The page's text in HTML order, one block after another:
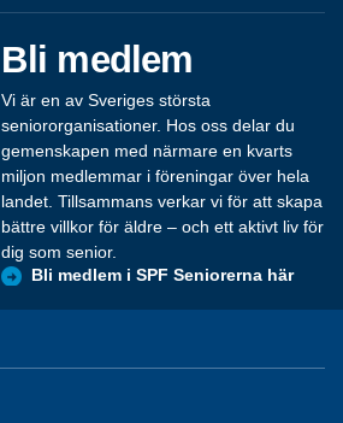
Bli medlem
Vi är en av Sveriges största
seniororganisationer. Hos oss delar du
gemenskapen med närmare en kvarts
miljon medlemmar i föreningar över hela
landet. Tillsammans verkar vi för att skapa
bättre villkor för äldre – och ett aktivt liv för
dig som senior.
Bli medlem i SPF Seniorerna här